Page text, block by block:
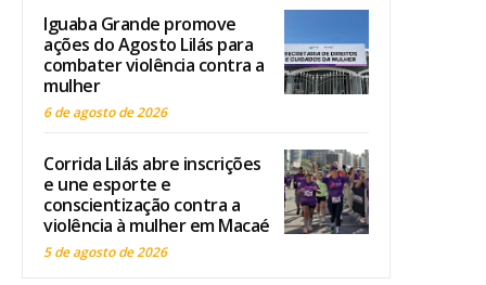
Iguaba Grande promove
ações do Agosto Lilás para
combater violência contra a
mulher
6 de agosto de 2026
Corrida Lilás abre inscrições
e une esporte e
conscientização contra a
violência à mulher em Macaé
5 de agosto de 2026